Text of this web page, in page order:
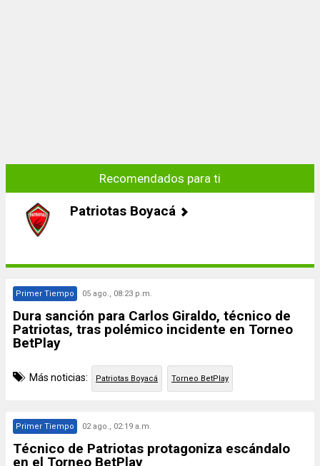
Recomendados para ti
Patriotas Boyacá
Primer Tiempo 05 ago., 08:23 p.m.
Dura sanción para Carlos Giraldo, técnico de
Patriotas, tras polémico incidente en Torneo
BetPlay
Más noticias: Patriotas Boyacá Torneo BetPlay
Primer Tiempo 02 ago., 02:19 a.m.
Técnico de Patriotas protagoniza escándalo
en el Torneo BetPlay